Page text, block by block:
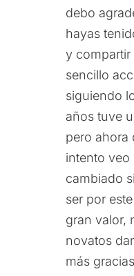
debo
hayas
y compartir
sencillo
siguiendo
años tuve
pero ahora
intento veo
cambiado
ser por
gran valor,
novatos
más gracias